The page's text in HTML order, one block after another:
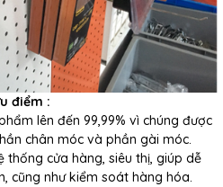
điểm :
lên đến 99,99% vì chúng được
chân móc và phần gài móc.
thống cửa hàng, siêu thị, giúp dễ
cũng như kiểm soát hàng hóa.